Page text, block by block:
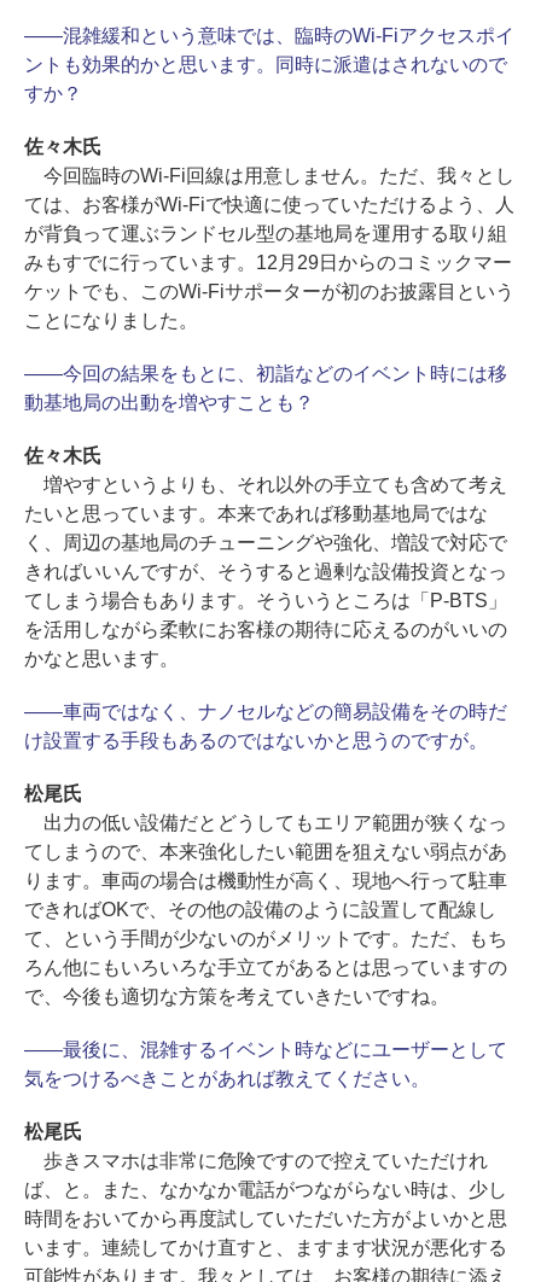
――混雑緩和という意味では、臨時のWi-Fiアクセスポイ
ントも効果的かと思います。同時に派遣はされないので
すか？
佐々木氏
今回臨時のWi-Fi回線は用意しません。ただ、我々とし
ては、お客様がWi-Fiで快適に使っていただけるよう、人
が背負って運ぶランドセル型の基地局を運用する取り組
みもすでに行っています。12月29日からのコミックマー
ケットでも、このWi-Fiサポーターが初のお披露目という
ことになりました。
――今回の結果をもとに、初詣などのイベント時には移
動基地局の出動を増やすことも？
佐々木氏
増やすというよりも、それ以外の手立ても含めて考え
たいと思っています。本来であれば移動基地局ではな
く、周辺の基地局のチューニングや強化、増設で対応で
きればいいんですが、そうすると過剰な設備投資となっ
てしまう場合もあります。そういうところは「P-BTS」
を活用しながら柔軟にお客様の期待に応えるのがいいの
かなと思います。
――車両ではなく、ナノセルなどの簡易設備をその時だ
け設置する手段もあるのではないかと思うのですが。
松尾氏
出力の低い設備だとどうしてもエリア範囲が狭くなっ
てしまうので、本来強化したい範囲を狙えない弱点があ
ります。車両の場合は機動性が高く、現地へ行って駐車
できればOKで、その他の設備のように設置して配線し
て、という手間が少ないのがメリットです。ただ、もち
ろん他にもいろいろな手立てがあるとは思っていますの
で、今後も適切な方策を考えていきたいですね。
――最後に、混雑するイベント時などにユーザーとして
気をつけるべきことがあれば教えてください。
松尾氏
歩きスマホは非常に危険ですので控えていただけれ
ば、と。また、なかなか電話がつながらない時は、少し
時間をおいてから再度試していただいた方がよいかと思
います。連続してかけ直すと、ますます状況が悪化する
可能性があります。我々としては、お客様の期待に添え